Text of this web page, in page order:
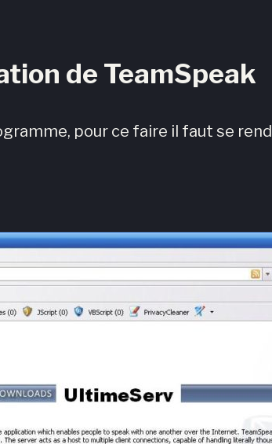
de TeamSpeak
pour ce faire il faut se